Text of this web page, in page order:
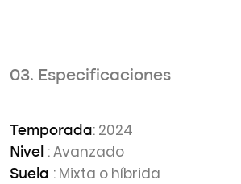
03. Especificaciones
Temporada: 2024
Nivel : Avanzado
Suela : Mixta o híbrida